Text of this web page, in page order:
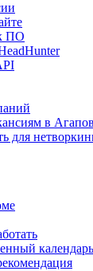
ПО
в
для
календарь